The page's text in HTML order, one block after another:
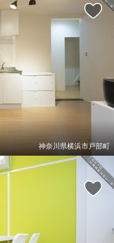
神奈川県横浜市戸部町